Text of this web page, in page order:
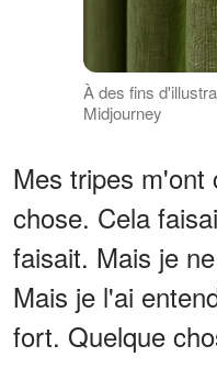
À des fins
Midjourney
Mes tripes m'ont
chose. Cela
faisait. Mais je
Mais je l'ai
fort. Quelque